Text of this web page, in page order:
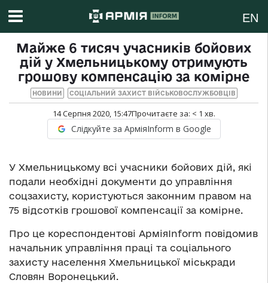
EN
Майже 6 тисяч учасників бойових
дій у Хмельницькому отримують
грошову компенсацію за комірне
НОВИНИ СОЦІАЛЬНИЙ ЗАХИСТ ВІЙСЬКОВОСЛУЖБОВЦІВ
14 Серпня 2020, 15:47Прочитаєте за: < 1 хв.
Слідкуйте за АрміяInform в Google
У Хмельницькому всі учасники бойових дій, які
подали необхідні документи до управління
соцзахисту, користуються законним правом на
75 відсотків грошової компенсації за комірне.
Про це кореспондентові АрміяInform повідомив
начальник управління праці та соціального
захисту населення Хмельницької міськради
Словян Воронецький.